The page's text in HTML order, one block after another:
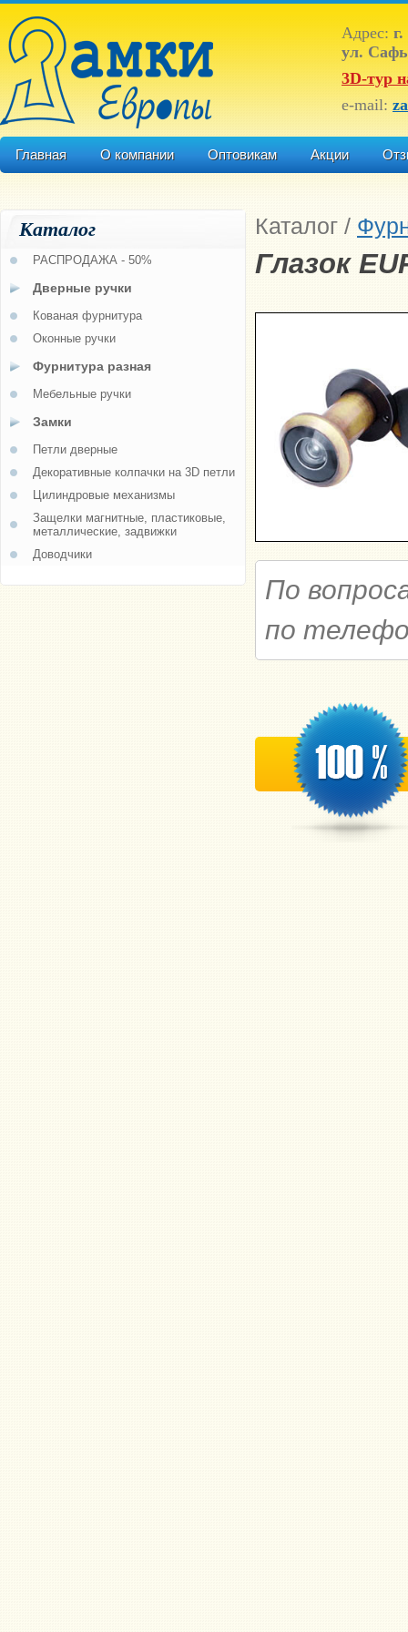
Адрес:
ул.
3D-тур
e-mail:
Главная О компании Оптовикам Акции
Каталог /
Глазок
По
по
Каталог
РАСПРОДАЖА - 50%
Дверные ручки
Кованая фурнитура
Оконные ручки
Фурнитура разная
Мебельные ручки
Замки
Петли дверные
Декоративные колпачки на 3D петли
Цилиндровые механизмы
Защелки магнитные, пластиковые,
металлические, задвижки
Доводчики